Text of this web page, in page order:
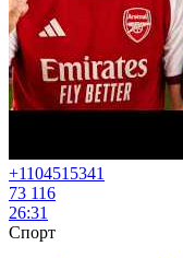
+1104515341
73 116
26:31
Спорт